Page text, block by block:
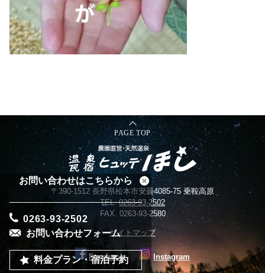
PAGE TOP
〒390-1512 長野県松本市安曇4085-75 乗鞍高原
TEL.0263-93-2502
FAX. 0263-93-2580
サイトマップ
Facebook Instagram
お問い合わせはこちらから
0263-93-2502
お問い合わせフォーム
料金プラン・宿泊予約